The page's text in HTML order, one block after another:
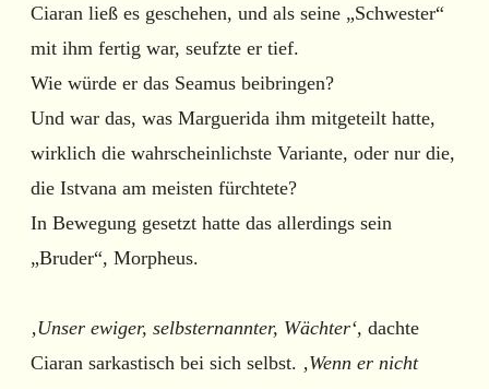
Ciaran ließ es geschehen, und als seine „Schwester“
mit ihm fertig war, seufzte er tief.
Wie würde er das Seamus beibringen?
Und war das, was Marguerida ihm mitgeteilt hatte,
wirklich die wahrscheinlichste Variante, oder nur die,
die Istvana am meisten fürchtete?
In Bewegung gesetzt hatte das allerdings sein
„Bruder“, Morpheus.
‚Unser ewiger, selbsternannter, Wächter‘, dachte
Ciaran sarkastisch bei sich selbst. ‚Wenn er nicht